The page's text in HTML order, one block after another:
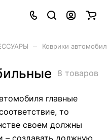
Коврики
8 товаров
главные
то
своем должны
– создавать должную